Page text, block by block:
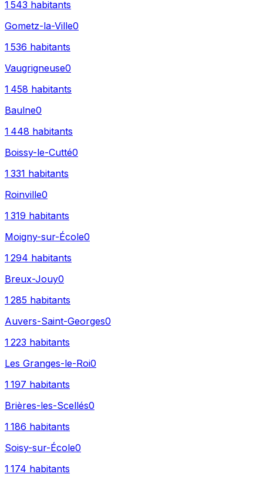
1 543 habitants
Gometz-la-Ville0
1 536 habitants
Vaugrigneuse0
1 458 habitants
Baulne0
1 448 habitants
Boissy-le-Cutté0
1 331 habitants
Roinville0
1 319 habitants
Moigny-sur-École0
1 294 habitants
Breux-Jouy0
1 285 habitants
Auvers-Saint-Georges0
1 223 habitants
Les Granges-le-Roi0
1 197 habitants
Brières-les-Scellés0
1 186 habitants
Soisy-sur-École0
1 174 habitants